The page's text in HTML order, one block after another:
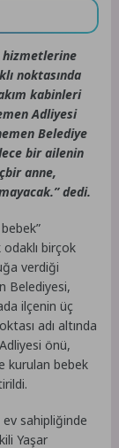
hizmetlerine
noktasında
kabinleri
Adliyesi
Belediye
bir ailenin
anne,
dedi.
birçok
verdiği
Belediyesi,
ilçenin üç
adı altında
önü,
kurulan bebek
ev sahipliğinde
Yaşar